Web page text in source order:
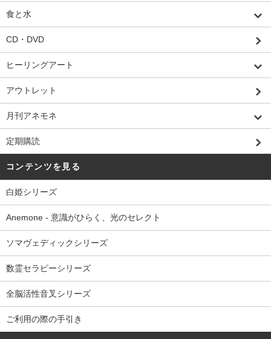
食と水
CD・DVD
ヒーリングアート
アウトレット
月刊アネモネ
定期購読
コンテンツを見る
白姫シリーズ
Anemone - 意識がひらく、光のセレクト
ソマヴェディックシリーズ
数霊セラピーシリーズ
全脳活性音叉シリーズ
ご利用の際の手引き